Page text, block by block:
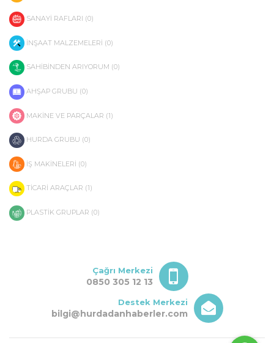
SANAYİ RAFLARI (0)
İNŞAAT MALZEMELERİ (0)
SAHİBİNDEN ARIYORUM (0)
AHŞAP GRUBU (0)
MAKİNE VE PARÇALAR (1)
HURDA GRUBU (0)
İŞ MAKİNELERİ (0)
TİCARİ ARAÇLAR (1)
PLASTİK GRUPLAR (0)
Çağrı Merkezi
0850 305 12 13
Destek Merkezi
bilgi@hurdadanhaberler.com